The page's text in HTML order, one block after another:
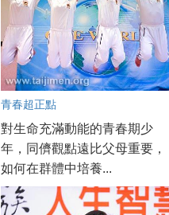
青春超正點
對生命充滿動能的青春期少
年，同儕觀點遠比父母重要，
如何在群體中培養...